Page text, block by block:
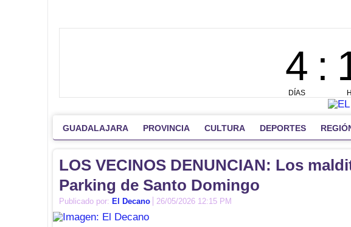
GUADALAJARA PROVINCIA CULTURA DEPORTES
LOS VECINOS DENUNCIAN: Los
Parking de Santo Domingo
Publicado por: El Decano 26/05/2026 12:15 PM